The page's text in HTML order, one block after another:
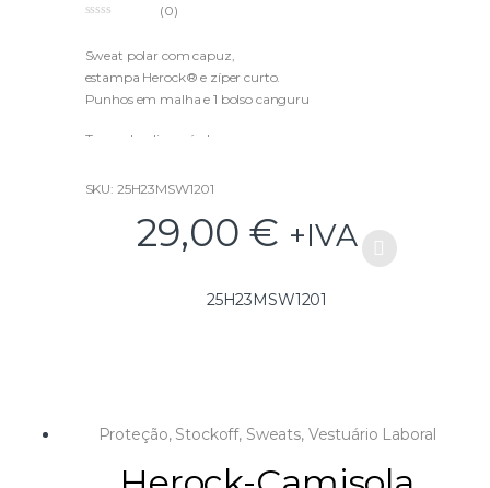
u
o
f
5
(0)
Sweat polar com capuz,
estampa Herock® e zíper curto.
Punhos em malha e 1 bolso canguru
Tamanho disponível:
SKU: 25H23MSW1201
29,00 € +IVA
25H23MSW1201
Proteção, Stockoff, Sweats, Vestuário Laboral